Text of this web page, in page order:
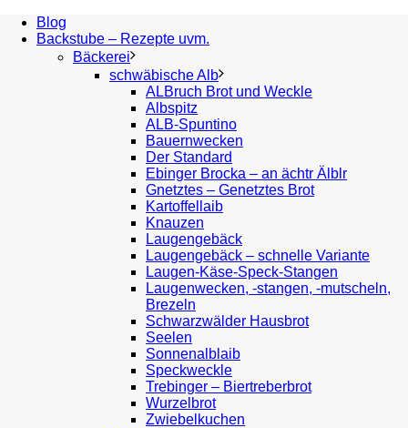
Blog
Backstube – Rezepte uvm.
Bäckerei
schwäbische Alb
ALBruch Brot und Weckle
Albspitz
ALB-Spuntino
Bauernwecken
Der Standard
Ebinger Brocka – an ächtr Älblr
Gnetztes – Genetztes Brot
Kartoffellaib
Knauzen
Laugengebäck
Laugengebäck – schnelle Variante
Laugen-Käse-Speck-Stangen
Laugenwecken, -stangen, -mutscheln,
Brezeln
Schwarzwälder Hausbrot
Seelen
Sonnenalblaib
Speckweckle
Trebinger – Biertreberbrot
Wurzelbrot
Zwiebelkuchen